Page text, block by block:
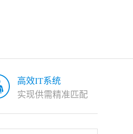
高效IT系统
实现供需精准匹配